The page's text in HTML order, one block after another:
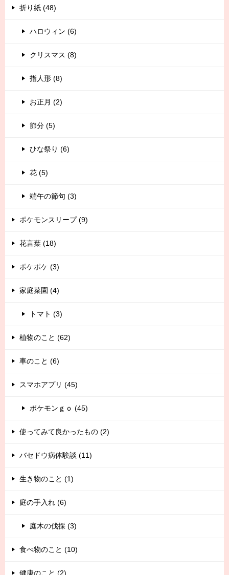
折り紙 (48)
ハロウィン (6)
クリスマス (8)
指人形 (8)
お正月 (2)
節分 (5)
ひな祭り (6)
花 (5)
端午の節句 (3)
ポケモンスリープ (9)
花言葉 (18)
ポケポケ (3)
家庭菜園 (4)
トマト (3)
植物のこと (62)
車のこと (6)
スマホアプリ (45)
ポケモンｇｏ (45)
使ってみて良かったもの (2)
バセドウ病体験談 (11)
生き物のこと (1)
庭の手入れ (6)
庭木の伐採 (3)
食べ物のこと (10)
健康のこと (2)